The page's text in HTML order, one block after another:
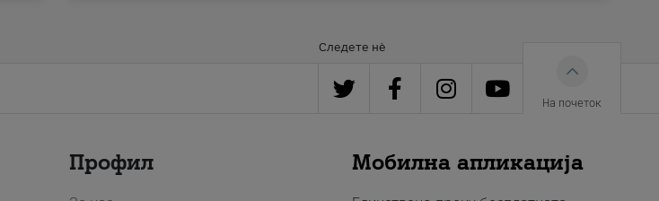
Следете нè
На почеток
Профил Мобилна апликација